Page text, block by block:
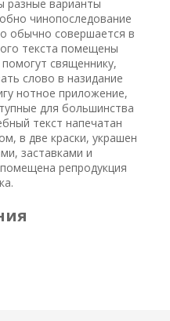
разные варианты
чинопоследование
обычно совершается в
текста помещены
священнику,
слово в назидание
нотное приложение,
для большинства
текст напечатан
в две краски, украшен
заставками и
репродукция